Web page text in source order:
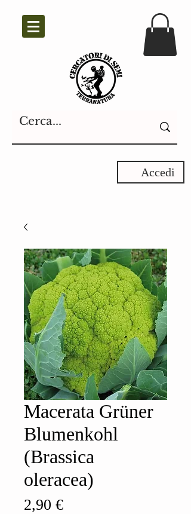
Accedi
Macerata Grüner
Blumenkohl
(Brassica
oleracea)
2,90 €Preis